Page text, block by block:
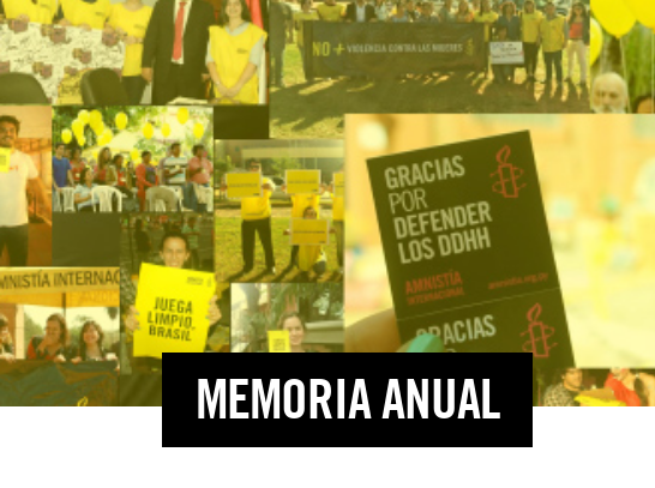
MEMORIA ANUAL